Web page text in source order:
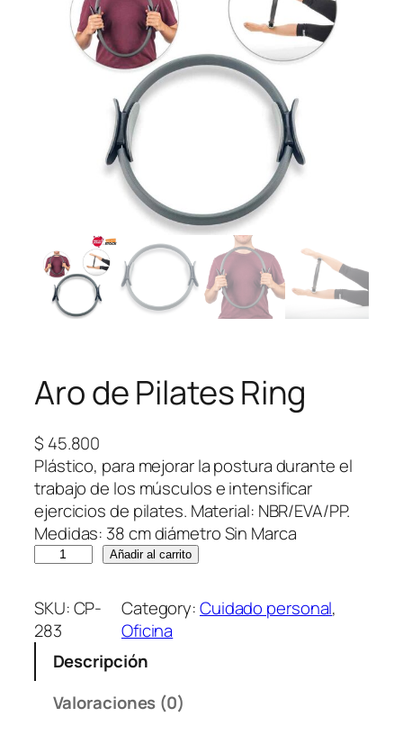
Aro de Pilates Ring
$ 45.800
Plástico, para mejorar la postura durante el
trabajo de los músculos e intensificar
ejercicios de pilates. Material: NBR/EVA/PP.
Medidas: 38 cm diámetro Sin Marca
o
d
e
Añadir al carrito
SKU:CP-
283
Category:Cuidado personal
Oficina
Descripción
Valoraciones (0)